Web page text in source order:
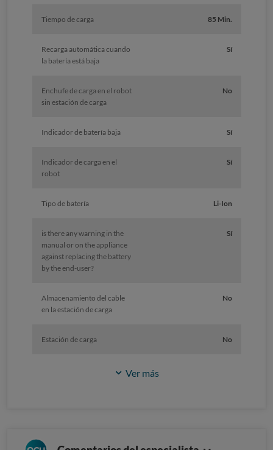
Tiempo de carga 85 Min.
Recarga automática cuando
la batería está baja
Sí
Enchufe de carga en el robot
sin estación de carga
No
Indicador de batería baja Sí
Indicador de carga en el
robot
Sí
Tipo de batería Li-Ion
is there any warning in the
manual or on the appliance
against replacing the battery
by the end-user?
Sí
Almacenamiento del cable
en la estación de carga
No
Estación de carga No
Ver más